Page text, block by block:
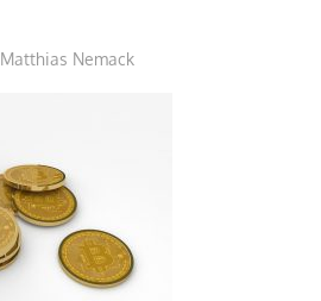
Matthias Nemack